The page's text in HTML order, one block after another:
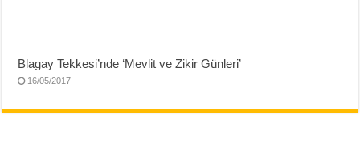
Blagay Tekkesi’nde ‘Mevlit ve Zikir Günleri’
16/05/2017